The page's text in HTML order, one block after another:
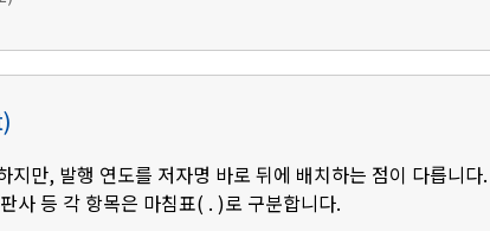
지만, 발행 연도를 저자명 바로 뒤에 배치하는 점이 다릅니다.
사 등 각 항목은 마침표( . )로 구분합니다.